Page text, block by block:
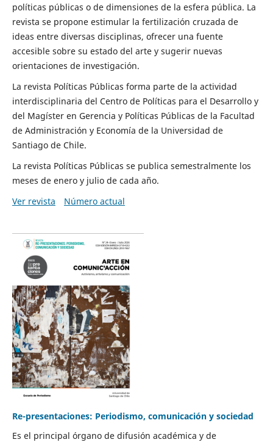
políticas públicas o de dimensiones de la esfera pública. La
revista se propone estimular la fertilización cruzada de
ideas entre diversas disciplinas, ofrecer una fuente
accesible sobre su estado del arte y sugerir nuevas
orientaciones de investigación.
La revista Políticas Públicas forma parte de la actividad
interdisciplinaria del Centro de Políticas para el Desarrollo y
del Magíster en Gerencia y Políticas Públicas de la Facultad
de Administración y Economía de la Universidad de
Santiago de Chile.
La revista Políticas Públicas se publica semestralmente los
meses de enero y julio de cada año.
Ver revista
Número actual
Re-presentaciones: Periodismo, comunicación y sociedad
Es el principal órgano de difusión académica y de